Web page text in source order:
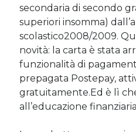
Archivi
Archivi
secondaria di secondo
superiori insomma)
scolastico2008/2009.
novità: la carta è stata
funzionalità di
prepagata Postepay,
gratuitamente.Ed è lì
all’educazione